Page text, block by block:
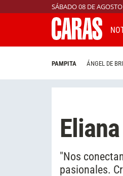
SÁBADO 08 DE
PAMPITA ÁNGEL DE
"Nos
pasionales.